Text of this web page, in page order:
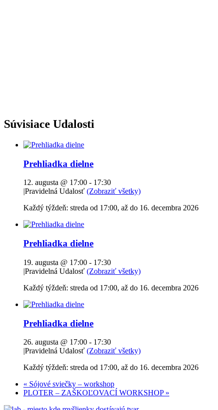
Súvisiace Udalosti
Prehliadka dielne
12. augusta @ 17:00 - 17:30
|Pravidelná Udalosť (Zobraziť všetky)
Každý týždeň: streda od 17:00, až do 16. decembra 2026
Prehliadka dielne
19. augusta @ 17:00 - 17:30
|Pravidelná Udalosť (Zobraziť všetky)
Každý týždeň: streda od 17:00, až do 16. decembra 2026
Prehliadka dielne
26. augusta @ 17:00 - 17:30
|Pravidelná Udalosť (Zobraziť všetky)
Každý týždeň: streda od 17:00, až do 16. decembra 2026
« Sójové sviečky – workshop
PLOTER – ZAŠKOĽOVACÍ WORKSHOP »